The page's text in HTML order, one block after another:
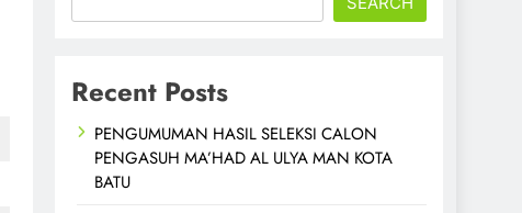
Recent Posts
PENGUMUMAN HASIL SELEKSI CALON
PENGASUH MA’HAD AL ULYA MAN KOTA
BATU